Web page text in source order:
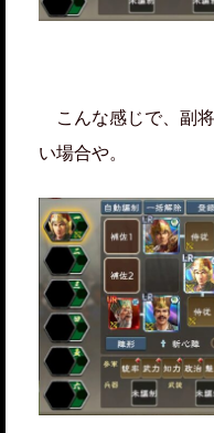
こんな感じで、副
い場合や。